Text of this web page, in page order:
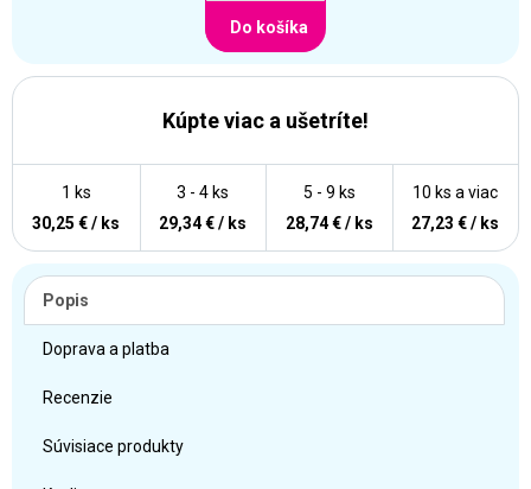
Do košíka
Kúpte viac a ušetríte!
10 ks a viac
27,23 € / ks
5 - 9 ks
28,74 € / ks
3 - 4 ks
29,34 € / ks
1 ks
30,25 € / ks
Popis
Doprava a platba
Recenzie
Súvisiace produkty